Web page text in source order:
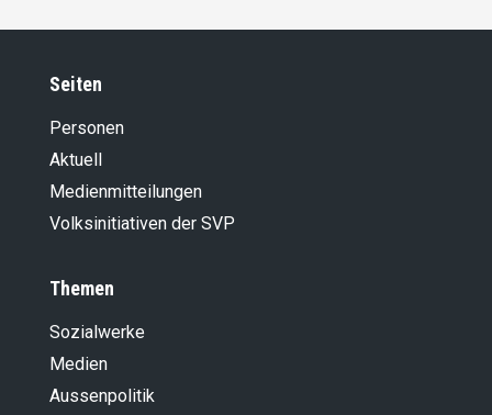
Seiten
Personen
Aktuell
Medienmitteilungen
Volksinitiativen der SVP
Themen
Sozialwerke
Medien
Aussenpolitik